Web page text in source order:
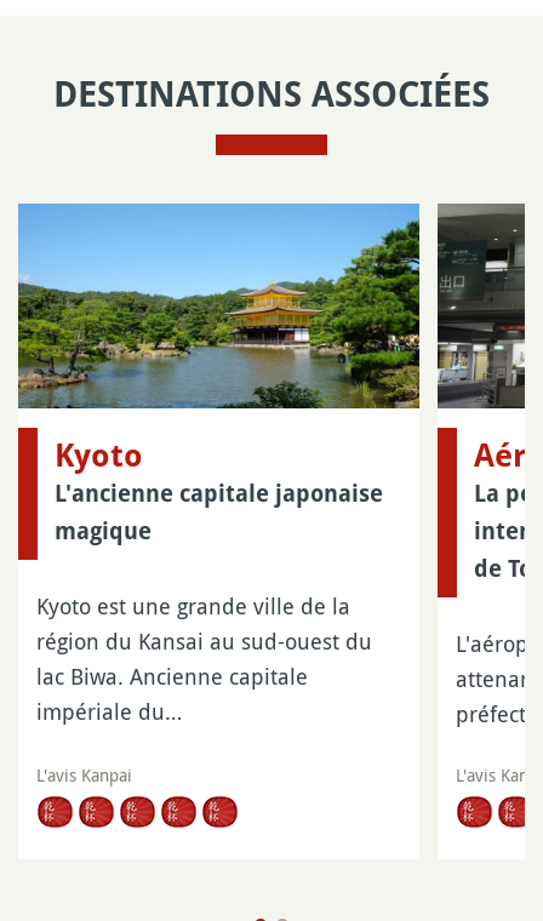
DESTINATIONS ASSOCIÉES
Kyoto
L'ancienne capitale japonaise
magique
Kyoto est une grande ville de la
région du Kansai au sud-ouest du
lac Biwa. Ancienne capitale
impériale du…
L'avis Kanpai
La
de
L'avis